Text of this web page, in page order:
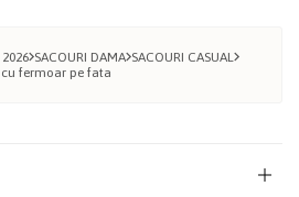
SACOURI DAMA SACOURI CASUAL
fermoar pe fata